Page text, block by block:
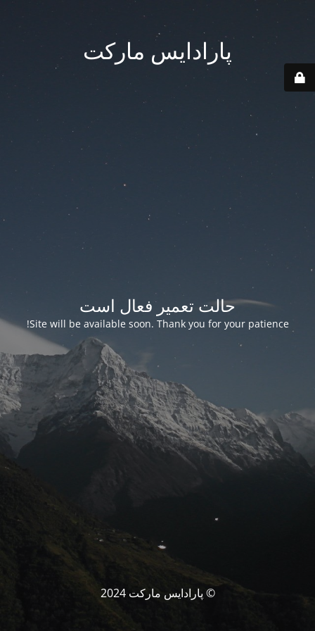
پارادایس مارکت
حالت تعمیر فعال است
Site will be available soon. Thank you for your patience!
© پارادایس مارکت 2024